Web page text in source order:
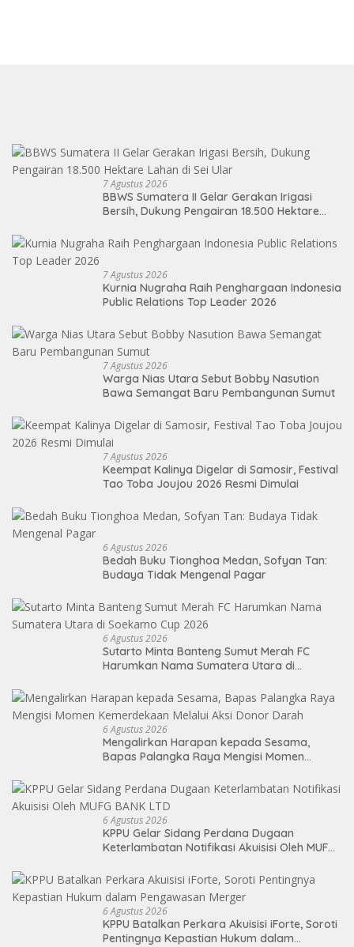
7 Agustus 2026
BBWS Sumatera II Gelar Gerakan Irigasi
Bersih, Dukung Pengairan 18.500 Hektare
7 Agustus 2026
Kurnia Nugraha Raih Penghargaan Indonesia
Public Relations Top Leader 2026
7 Agustus 2026
Warga Nias Utara Sebut Bobby Nasution
Bawa Semangat Baru Pembangunan Sumut
7 Agustus 2026
Keempat Kalinya Digelar di Samosir, Festival
Tao Toba Joujou 2026 Resmi Dimulai
6 Agustus 2026
Bedah Buku Tionghoa Medan, Sofyan Tan:
Budaya Tidak Mengenal Pagar
6 Agustus 2026
Sutarto Minta Banteng Sumut Merah FC
Harumkan Nama Sumatera Utara di
6 Agustus 2026
Mengalirkan Harapan kepada Sesama,
Bapas Palangka Raya Mengisi Momen
6 Agustus 2026
KPPU Gelar Sidang Perdana Dugaan
Keterlambatan Notifikasi Akuisisi Oleh MUFG
6 Agustus 2026
KPPU Batalkan Perkara Akuisisi iForte, Soroti
Pentingnya Kepastian Hukum dalam